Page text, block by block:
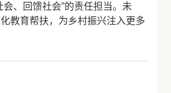
会、回馈社会”的责任担当。未
教育帮扶，为乡村振兴注入更多